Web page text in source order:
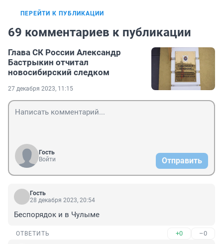
ПЕРЕЙТИ К ПУБЛИКАЦИИ
69 комментариев к публикации
Глава СК России Александр
Бастрыкин отчитал
новосибирский следком
27 декабря 2023, 11:15
Гость
Войти
Отправить
Гость
28 декабря 2023, 20:54
Беспорядок и в Чулыме
ОТВЕТИТЬ +0 –0